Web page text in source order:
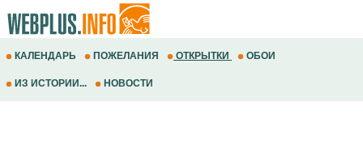
КАЛЕНДАРЬ ПОЖЕЛАНИЯ ОТКРЫТКИ ОБОИ
ИЗ ИСТОРИИ... НОВОСТИ